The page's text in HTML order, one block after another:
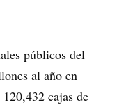
públicos del
al año en
cajas de